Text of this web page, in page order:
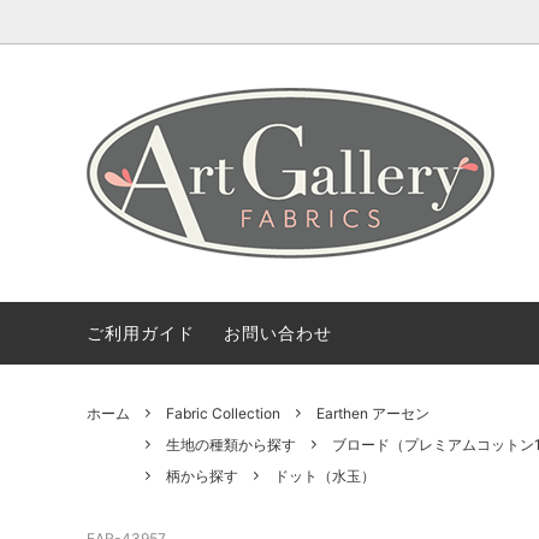
Coming Soon Fabric
Bundles(カットクロスのセット)
ART GALLERY FARICSの海外情報 【無料
デザイナー紹介
会社概要 ご利用
ご利用ガイド お問い合わせ
ホーム Fabric Collection
Earthen アーセン
生地の種類から探す
ブロード（プレミアムコットン
柄から探す
ドット（水玉）